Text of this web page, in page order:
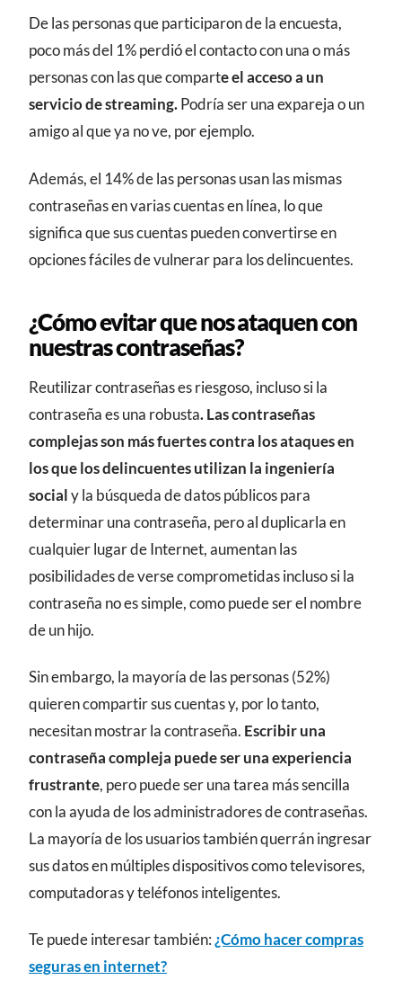
De las personas que participaron de la encuesta,
poco más del 1% perdió el contacto con una o más
personas con las que comparte el acceso a un
servicio de streaming.Podría ser una expareja o un
amigo al que ya no ve, por ejemplo.
Además, el 14% de las personas usan las mismas
contraseñas en varias cuentas en línea, lo que
significa que sus cuentas pueden convertirse en
opciones fáciles de vulnerar para los delincuentes.
¿Cómo evitar que nos ataquen con
nuestras contraseñas?
Reutilizar contraseñas es riesgoso, incluso si la
contraseña es una robusta. Las contraseñas
complejas son más fuertes contra los ataques en
los que los delincuentes utilizan la ingeniería
socialy la búsqueda de datos públicos para
determinar una contraseña, pero al duplicarla en
cualquier lugar de Internet, aumentan las
posibilidades de verse comprometidas incluso si la
contraseña no es simple, como puede ser el nombre
de un hijo.
Sin embargo, la mayoría de las personas (52%)
quieren compartir sus cuentas y, por lo tanto,
necesitan mostrar la contraseña. Escribir una
contraseña compleja puede ser una experiencia
frustrante, pero puede ser una tarea más sencilla
con la ayuda de los administradores de contraseñas.
La mayoría de los usuarios también querrán ingresar
sus datos en múltiples dispositivos como televisores,
computadoras y teléfonos inteligentes.
Te puede interesar también:¿Cómo hacer compras
seguras en internet?